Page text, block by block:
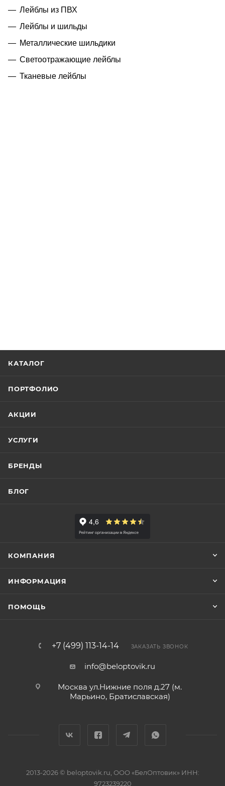
Лейблы из ПВХ
Лейблы и шильды
Металлические шильдики
Светоотражающие лейблы
Тканевые лейблы
КАТАЛОГ
ПОРТФОЛИО
АКЦИИ
УСЛУГИ
БРЕНДЫ
БЛОГ
КОМПАНИЯ
ИНФОРМАЦИЯ
ПОМОЩЬ
+7 (499) 113-14-14 ЗАКАЗАТЬ ЗВОНОК
info@beloptovik.ru
Москва ул.Нижние поля д.27 (м.
Марьино, Братиславская)
2013-2026 © beloptovik.ru, ООО «БелОптовик» ИНН:
9723239220